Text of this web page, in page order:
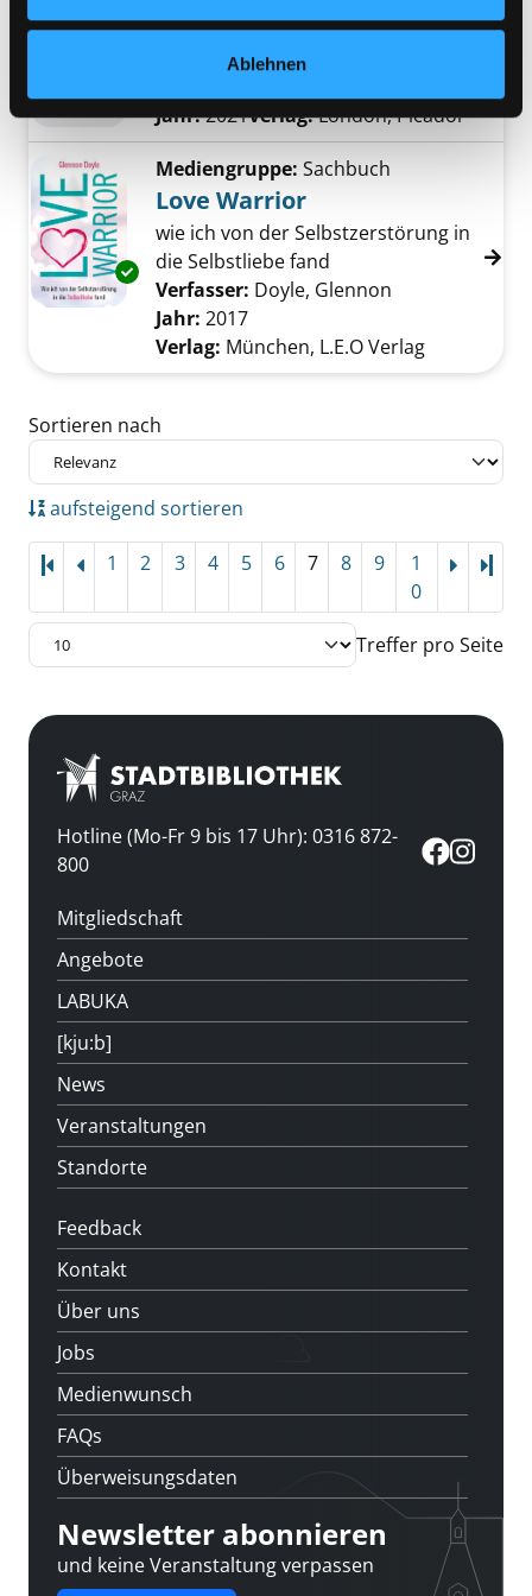
Ablehnen
Exemplar-Details von Shuggie Bain anzeigen
Mediengruppe:Belletristik
Shuggie Bain
Jahr:2021Verlag:London, Picador
Exemplar-Details von Love Warrior anzeigen
Mediengruppe: Sachbuch
Love Warrior
wie ich von der Selbstzerstörung in
die Selbstliebe fand
Verfasser: Doyle, Glennon
Jahr: 2017
Verlag: München, L.E.O Verlag
Zu den Suchfiltern springen
Sortieren nach
aufsteigend sortieren
1 2 3 4 5 6 7 8 9
1
0
Treffer pro Seite
Hotline (Mo-Fr 9 bis 17 Uhr): 0316 872-
800
Mitgliedschaft
Angebote
LABUKA
[kju:b]
News
Veranstaltungen
Standorte
Feedback
Kontakt
Über uns
Jobs
Medienwunsch
FAQs
Überweisungsdaten
Newsletter abonnieren
und keine Veranstaltung verpassen